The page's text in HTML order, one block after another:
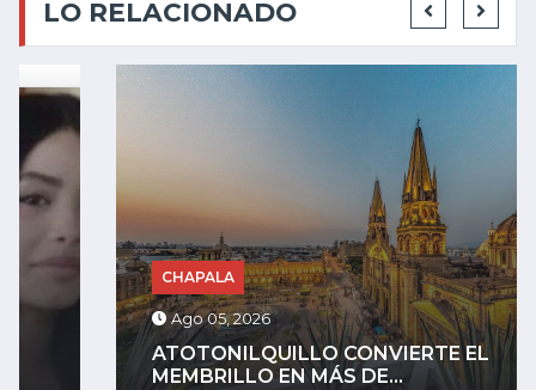
LO RELACIONADO
CHAPALA
Ago 05, 2026
ATOTONILQUILLO CONVIERTE EL
MEMBRILLO EN MÁS DE...